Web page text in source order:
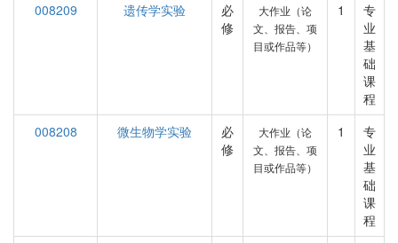
008209 遗传学实验
必
修
大作业（论
文、报告、项
目或作品等）
1
专
业
基
础
课
程
008208
微生物学实验
必
修
大作业（论
文、报告、项
目或作品等）
1
专
业
基
础
课
程